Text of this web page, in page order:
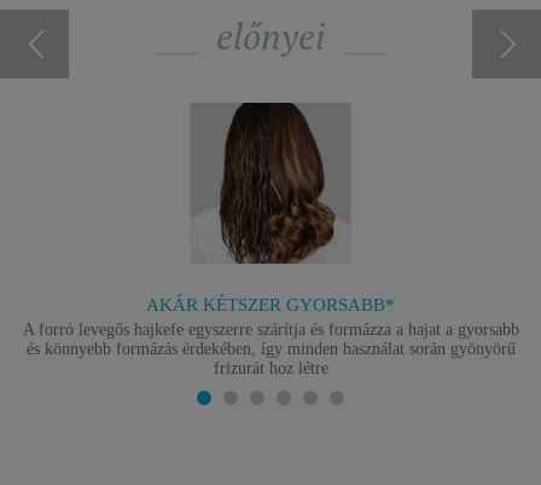
előnyei
AKÁR KÉTSZER GYORSABB*
A forró levegős hajkefe egyszerre szárítja és formázza a hajat a gyorsabb
és könnyebb formázás érdekében, így minden használat során gyönyörű
frizurát hoz létre